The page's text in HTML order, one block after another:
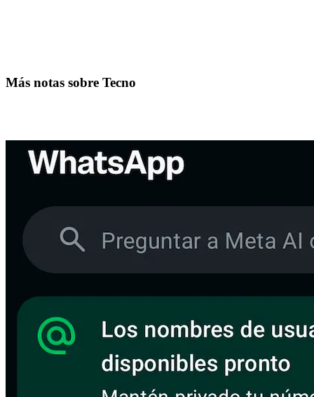
Más notas sobre Tecno